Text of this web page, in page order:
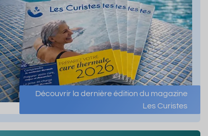
Découvrir la dernière édition du magazine
Les Curistes